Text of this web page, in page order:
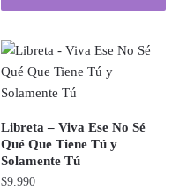
Libreta – Viva Ese No Sé
Qué Que Tiene Tú y
Solamente Tú
$9.990